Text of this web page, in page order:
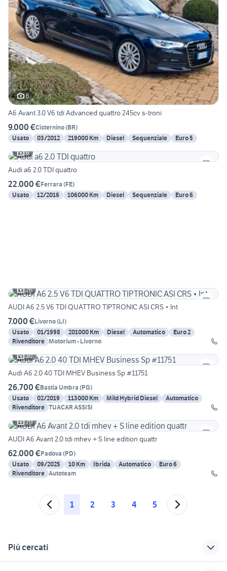
6
A6 Avant 3.0 V6 tdi Advanced quattro 245cv s-troni
9.000 €Cisternino(BR)
Usato
03/2012 219000 Km Diesel Sequenziale
Euro 5
6
Audi a6 2.0 TDI quattro
22.000 €Ferrara (FE)
Usato
12/2016 106000 Km Diesel Sequenziale Euro 6
26
AUDI A6 2.5 V6 TDI QUATTRO TIPTRONIC ASI CRS • Int
7.000 €Livorno(LI)
Usato
01/1998 201000 Km Diesel Automatico
Euro 2
Rivenditore Motorium - Livorno
30
Audi A6 2.0 40 TDI MHEV Business Sp #11751
26.700 €Bastia Umbra (PG)
Usato
02/2019 113000 Km Mild Hybrid Diesel
Automatico
Rivenditore TUACAR ASSISI
20
AUDI A6 Avant 2.0 tdi mhev + S line edition quattr
62.000 €Padova (PD)
Usato
09/2025 10 Km Ibrida Automatico
Euro 6
Rivenditore Autoteam
1 2 3 4 5
Più cercati